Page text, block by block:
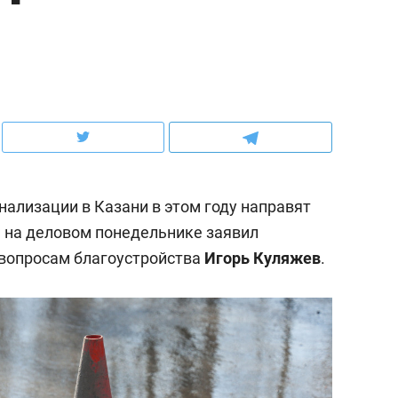
в Казани в этом году направят
деловом понедельнике заявил
благоустройства Игорь Куляжев.
до квартиры и Face
ключа: какой будет
в ЖК «Нова»
Рекомендуем
Опыт выживания в
природе, работа
с ментальным и